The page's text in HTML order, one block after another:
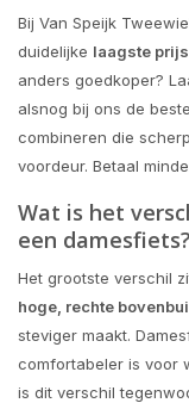
Bij Van Speijk
duidelijke laagste
anders goedkoper?
alsnog bij ons de
combineren die
voordeur. Betaal
Wat is het
een damesfiets?
Het grootste verschil
hoge, rechte
steviger maakt.
comfortabeler is voor
is dit verschil